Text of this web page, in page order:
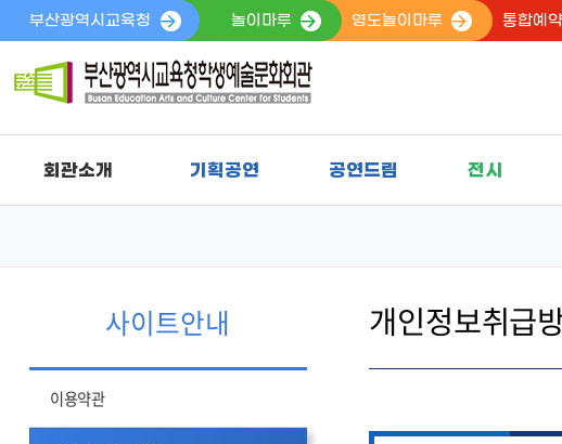
부산광역시교육청 놀이마루 영도놀이마루 통합예
회관소개 기획공연 공연드림 전시
사이트안내
이용약관
개인정보취급